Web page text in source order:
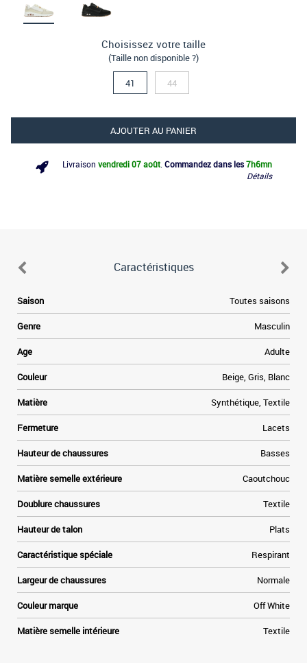
Choisissez votre taille
(Taille non disponible ?)
41 44
AJOUTER AU PANIER
Livraison vendredi 07 août. Commandez dans les 7h6mn
Détails
Caractéristiques
Saison Toutes saisons
Genre Masculin
Age Adulte
Couleur Beige, Gris, Blanc
Matière Synthétique, Textile
Fermeture Lacets
Hauteur de chaussures Basses
Matière semelle extérieure Caoutchouc
Doublure chaussures Textile
Hauteur de talon Plats
Caractéristique spéciale Respirant
Largeur de chaussures Normale
Couleur marque Off White
Matière semelle intérieure Textile